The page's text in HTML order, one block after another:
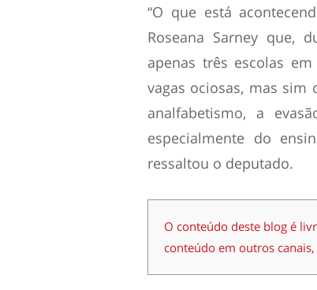
“O que está
Roseana Sarney que,
apenas três escolas
vagas ociosas, mas sim
analfabetismo, a
especialmente do
ressaltou o deputado.
O conteúdo deste blog é
conteúdo em outros canais,